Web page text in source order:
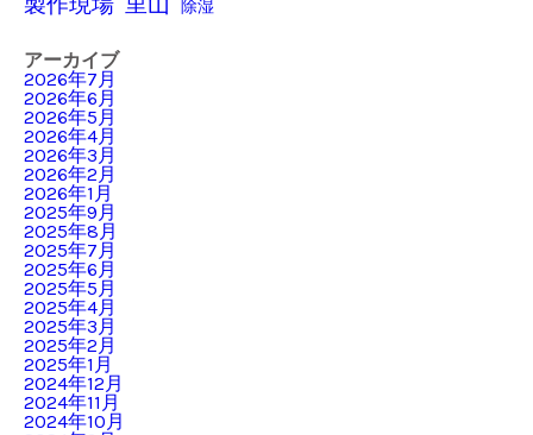
除湿
アーカイブ
2026年7月
2026年6月
2026年5月
2026年4月
2026年3月
2026年2月
2026年1月
2025年9月
2025年8月
2025年7月
2025年6月
2025年5月
2025年4月
2025年3月
2025年2月
2025年1月
2024年12月
2024年11月
2024年10月